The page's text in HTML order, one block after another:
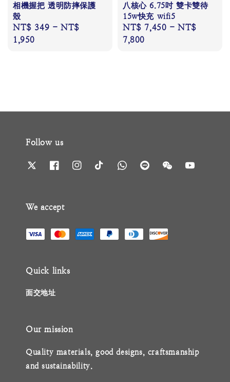
相機握把 透明防摔保護
殼
Regular
price
NT$ 349 -NT$
1,950
八核心 6.75吋 雙卡雙待
15w快充 wifi5
Regular
price
NT$ 7,450 -NT$
7,800
Follow us
We accept
Quick links
面交地址
Our mission
Quality materials, good designs, craftsmanship
and sustainability.